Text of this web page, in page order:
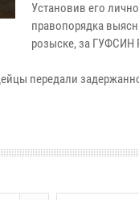
Установив его
правопорядка
розыске, за ГУФСИН
передали